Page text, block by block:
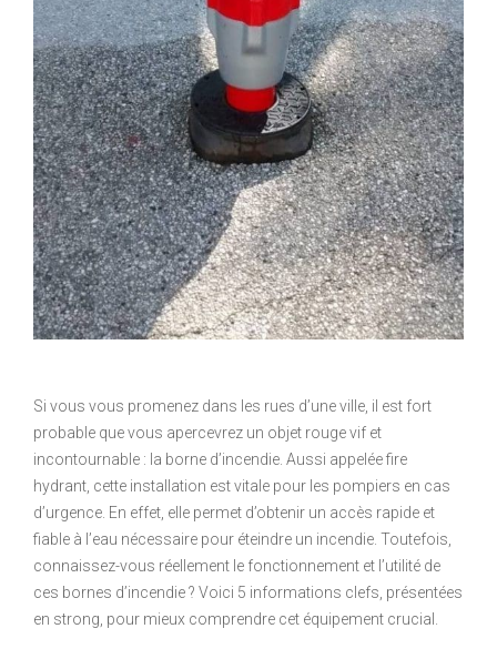
Si vous vous promenez dans les rues d’une ville, il est fort
probable que vous apercevrez un objet rouge vif et
incontournable : la borne d’incendie. Aussi appelée fire
hydrant, cette installation est vitale pour les pompiers en cas
d’urgence. En effet, elle permet d’obtenir un accès rapide et
fiable à l’eau nécessaire pour éteindre un incendie. Toutefois,
connaissez-vous réellement le fonctionnement et l’utilité de
ces bornes d’incendie ? Voici 5 informations clefs, présentées
en strong, pour mieux comprendre cet équipement crucial.